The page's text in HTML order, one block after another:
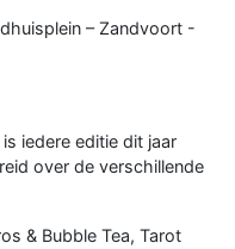
– Zandvoort -
iedere editie dit jaar
over de verschillende
& Bubble Tea, Tarot